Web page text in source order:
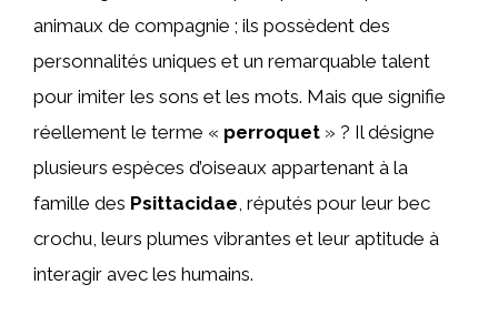
animaux de compagnie ; ils possèdent des
personnalités uniques et un remarquable talent
pour imiter les sons et les mots. Mais que signifie
réellement le terme « perroquet » ? Il désigne
plusieurs espèces d’oiseaux appartenant à la
famille des Psittacidae , réputés pour leur bec
crochu, leurs plumes vibrantes et leur aptitude à
interagir avec les humains.